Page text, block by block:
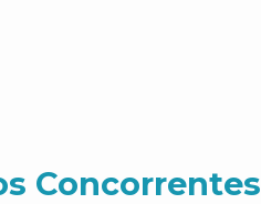
Concorrentes